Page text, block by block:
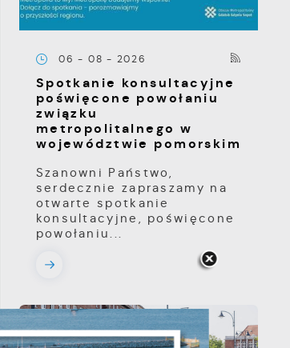
06 - 08 - 2026
Spotkanie konsultacyjne
poświęcone powołaniu
związku
metropolitalnego w
województwie pomorskim
Szanowni Państwo,
serdecznie zapraszamy na
otwarte spotkanie
konsultacyjne, poświęcone
powołaniu...